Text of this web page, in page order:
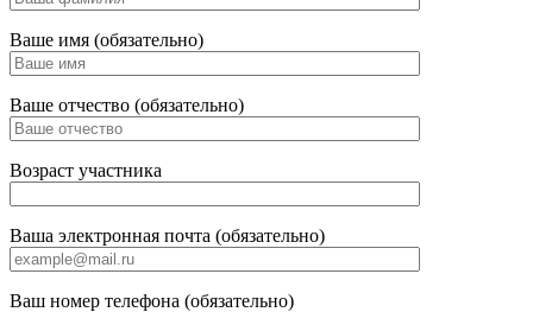
Ваше имя (обязательно)
Ваше отчество (обязательно)
Возраст участника
Ваша электронная почта (обязательно)
Ваш номер телефона (обязательно)